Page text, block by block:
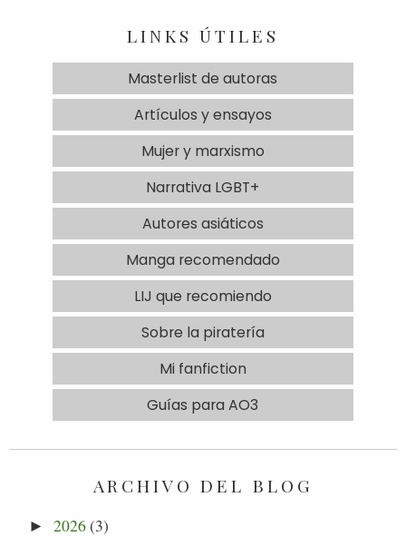
LINKS ÚTILES
Masterlist de autoras
Artículos y ensayos
Mujer y marxismo
Narrativa LGBT+
Autores asiáticos
Manga recomendado
LIJ que recomiendo
Sobre la piratería
Mi fanfiction
Guías para AO3
ARCHIVO DEL BLOG
►2026(3)